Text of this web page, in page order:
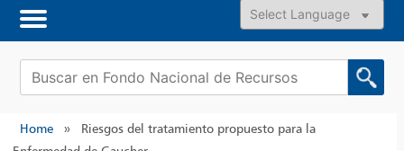
Powered by
Buscar:
Home »
Riesgos del tratamiento propuesto para la